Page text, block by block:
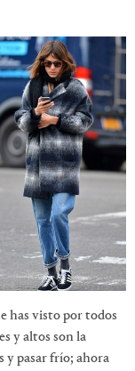
has visto por todos
y altos son la
y pasar frío; ahora